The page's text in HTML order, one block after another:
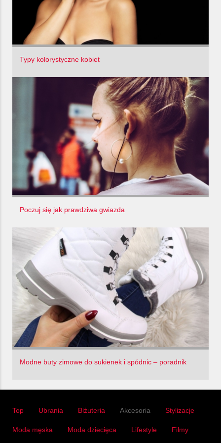
Typy kolorystyczne kobiet
Poczuj się jak prawdziwa gwiazda
Modne buty zimowe do sukienek i spódnic – poradnik
Top Ubrania Biżuteria Akcesoria Stylizacje
Moda męska Moda dziecięca Lifestyle Filmy